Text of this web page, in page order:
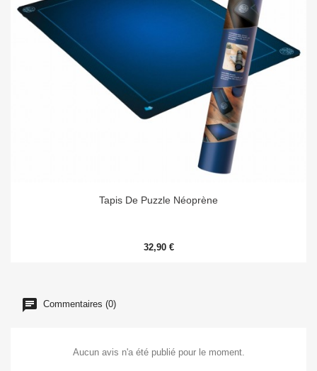
Tapis De Puzzle Néoprène
32,90 €
Commentaires (0)
Aucun avis n'a été publié pour le moment.